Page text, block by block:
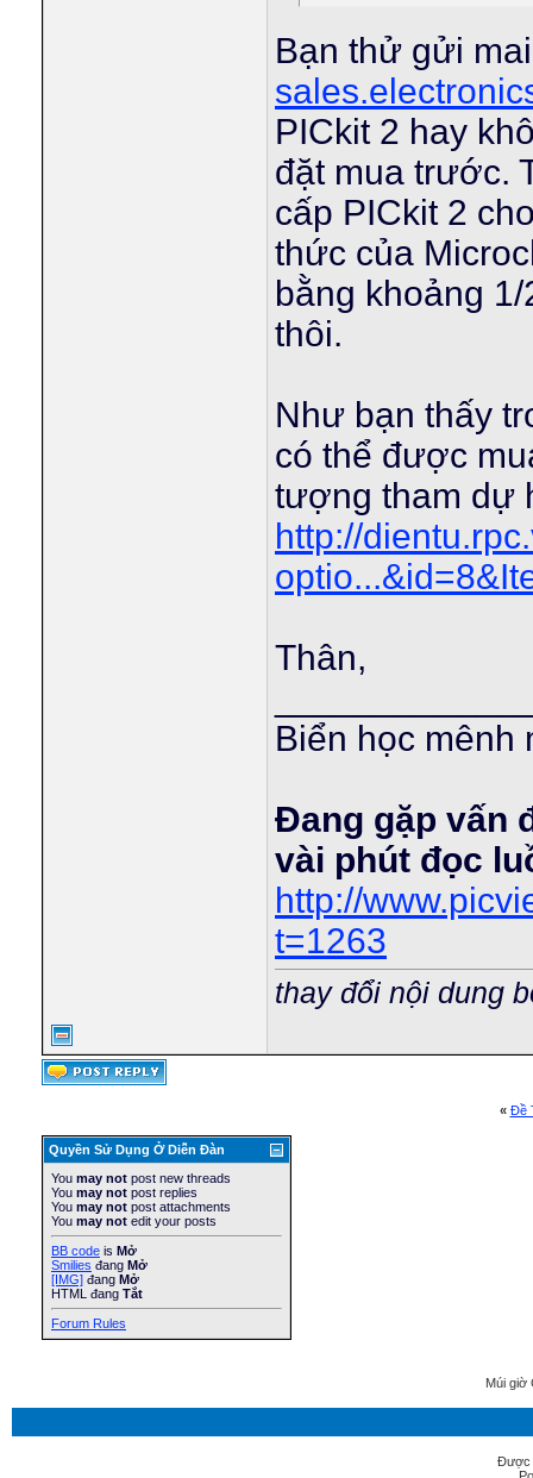
Bạn thử gửi
PICkit 2 hay
đặt mua trước.
cấp PICkit 2
thức của
bằng khoảng
thôi.
Như bạn thấy
có thể được
tượng tham dự
http://
Thân,
Biển học mênh
Đang gặp vấn
vài phút đọc
http://
t=1263
thay đổi nội dung
« Ðề
Quyền Sử Dụng Ở Diễn Ðàn
You may not post new threads
You may not post replies
You may not post attachments
You may not edit your posts
BB code is Mở
Smilies đang Mở
[IMG] đang Mở
HTML đang Tắt
Forum Rules
Múi giờ
Được